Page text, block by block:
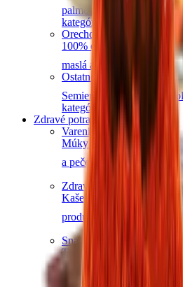
palmového oleja
Čokolády
kategórie
Orechové maslá
100% orechové
S
maslá a pasty
Ďalšie
Ostatné sladkosti
Semienka v čokoláde
kategórie
Zdravé potraviny
Varenie a pečenie
MúkyKorenie Ovocné pasty
a pečenie
Ďalšie
Zdravé raňajky
Kaše
Müsli a
produkty na zdravé raňajky
Snacky
Tyčinky